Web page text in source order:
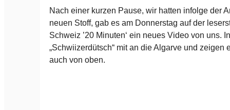
Nach einer kurzen Pause, wir hatten infolge der
neuen Stoff, gab es am Donnerstag auf der
Schweiz ’20 Minuten‘ ein neues Video von uns.
„Schwiizerdütsch“ mit an die Algarve und zeigen
auch von oben.